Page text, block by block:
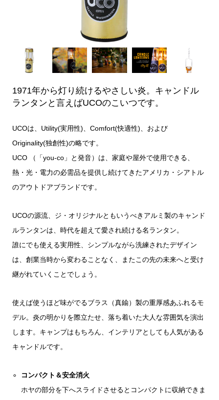
1971年から灯り続けるやさしい炎。キャンドル
ランタンと言えばUCOのこいつです。
UCOは、Utility(実用性)、Comfort(快適性)、および
Originality(独創性)の略です。
UCO（「you-co」と発音）は、家庭や屋外で使用できる、
熱・光・電力の必需品を提供し続けてきたアメリカ・シアトル
のアウトドアブランドです。
UCOの源流、ジ・オリジナルともいうべきアルミ製のキャンド
ルランタンは、時代を超えて愛され続ける名ランタン。
誰にでも使える実用性、シンプルながら洗練されたデザイン
は、創業当時から変わることなく、またこの先の未来へと受け
継がれていくことでしょう。
使えば使うほど味がでるブラス（真鍮）製の重厚感あふれるモ
デル。炎の明かりを際立たせ、落ち着いた大人な雰囲気を演出
します。キャンプはもちろん、インテリアとしても人気がある
キャンドルです。
コンパクト＆安全消火
ホヤの部分を下へスライドさせるとコンパクトに収納できま